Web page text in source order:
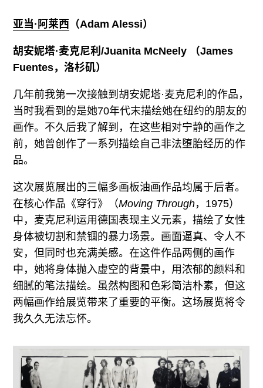
亚当·阿莱西 （Adam Alessi）
胡安妮塔·麦克尼利/Juanita McNeely （James
Fuentes，洛杉矶）
几年前我第一次接触到胡安妮塔·麦克尼利的作品，
当时我看到的是她70年代末描绘她在纽约的朋友的
画作。不久后我了解到，在这些相对宁静的画作之
前，她曾创作了一系列描绘自己非法堕胎经历的作
品。
这次展览展出的三幅多画板油画作品均属于后者。
在核心作品《穿行》（Moving Through，1975）
中，麦克尼利运用德国表现主义元素，描绘了女性
身体被切割和禁锢的暴力场景。画面逼真、令人不
安，但同时也充满美感。在这件作品两侧的画作
中，她将身体抛入虚空的背景中，用浓郁的颜料和
细腻的笔法描绘。虽然构图和色彩简洁朴素，但这
两幅画作给展览带来了重要的平衡。这场展览将令
我久久无法忘怀。